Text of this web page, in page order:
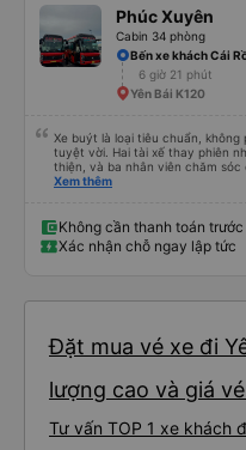
Phúc Xuyên
Cabin 34 phòng
Bến xe khách Cái
6 giờ 21 phút
Yên Bái K120
Xe buýt là loại tiêu chuẩn,
tuyệt vời. Hai tài xế thay phiên
thiện, và ba nhân viên chăm
máy lạnh và cổng sạc USB, và
khoảng 9 tiếng. Tôi hài lòng với
Xem thêm
Không cần thanh toán trước
Xác nhận chỗ ngay lập tức
Đặt mua vé xe đi
lượng cao và giá
Tư vấn TOP 1 xe khách